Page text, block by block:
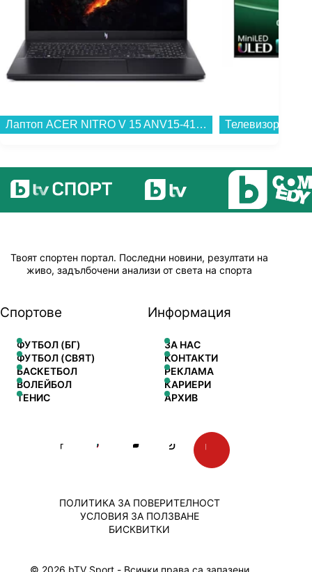
Лаптоп ACER NITRO V 15 ANV15-41-R06X NH.QSGEX.004 , 1000GB SSD , 15.60 , 16 , AMD Ryzen 7 7735HS OCTA CORE , NVIDIA GeForce RTX 4050 6GB GDDR6...
Твоят спортен портал. Последни новини, резултати на
живо, задълбочени анализи от света на спорта
Спортове
ФУТБОЛ (БГ)
ФУТБОЛ (СВЯТ)
БАСКЕТБОЛ
ВОЛЕЙБОЛ
ТЕНИС
Информация
ЗА НАС
КОНТАКТИ
РЕКЛАМА
КАРИЕРИ
АРХИВ
© 2026 bTV Sport - Всички права са запазени
ПОЛИТИКА ЗА ПОВЕРИТЕЛНОСТ
УСЛОВИЯ ЗА ПОЛЗВАНЕ
БИСКВИТКИ